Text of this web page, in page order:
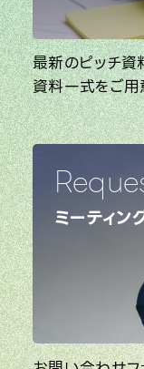
最新のピッチ
資料一式をご用
ミーティン